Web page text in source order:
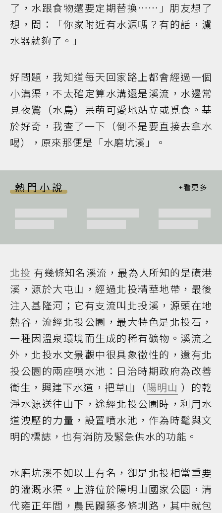
了，水跟食物還要定期替換……」朋友想了
想，問：「你家附近有水源嗎？有的話，濾
水器就夠了。」
好問題，我知道每天回家路上都會經過一個
小溝渠，不太確定算水溝還是溪流，水邊常
見夜鷺（水鳥）呆萌可愛地站立或覓食。基
於好奇，我查了一下（倒不是要直接去拿水
喝），原來那便是「水磨坑溪」。
熱門小說
北投 有幾條知名溪流，最為人所知的是磺港
溪，源於大屯山，經過北投精華地帶，最後
注入基隆河；它有支流叫北投溪，源頭在地
熱谷，流經北投公園，最大特色是北投石，
一種因溫泉環境而生成的稀有礦物。溪流之
外，北投水文景觀中很具象徵性的，還有北
投公園的兩座噴水池：日治時期政府為改善
衛生，興建下水道，把草山（陽明山 ）的乾
淨水源送往山下，途經北投公園時，利用水
道洩壓的力量，設置噴水池，作為時髦與文
明的標誌，也有消防及緊急供水的功能。
水磨坑溪不如以上有名，卻是北投相當重要
的灌溉水渠。上游位於陽明山國家公園，清
代雍正年間，農民闢築多條圳路，其中就包